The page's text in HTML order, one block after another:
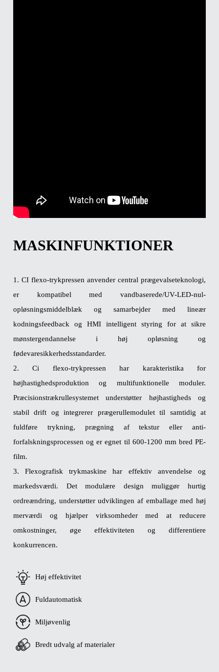
MASKINFUNKTIONER
1. CI flexo-trykpressen anvender central prægevalseteknologi,
er kompatibel med vandbaserede/UV-LED-nul-
opløsningsmiddelblæk og samarbejder med lineær
kodningsfeedback og HMI intelligent styring for at sikre
mønstergendannelse i høj opløsning og
fødevaresikkerhedsstandarder.
2. Ci flexo-trykpressen har karakteristika for
højhastighedsproduktion og multifunktionelle moduler.
Præcisionstrækrullesystemet understøtter højhastigheds og
stabil drift og integrerer prægerullemodulet til samtidig at
fuldføre trykning, prægning af tekstur eller anti-
forfalskningsprocessen og er egnet til 600-1200 mm bred PE-
film.
3. Flexografisk trykmaskine har effektiv anvendelse og
markedsværdi. Det modulære design muliggør hurtig
ordreændring, understøtter udviklingen af ​​emballage med høj
merværdi og hjælper virksomheder med at reducere
omkostninger, øge effektiviteten og differentiere
konkurrencen.
Høj effektivitet
Fuldautomatisk
Miljøvenlig
Bredt udvalg af materialer